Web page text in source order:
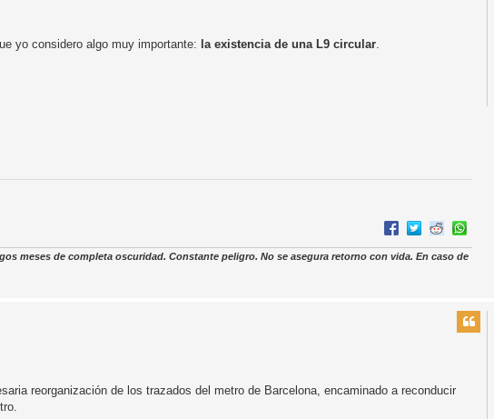
yo considero algo muy importante: la existencia de una L9 circular.
meses de completa oscuridad. Constante peligro. No se asegura retorno con vida. En caso de
reorganización de los trazados del metro de Barcelona, encaminado a reconducir